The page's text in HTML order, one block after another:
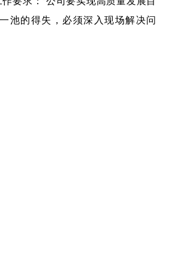
池的得失，必须深入现场解决问